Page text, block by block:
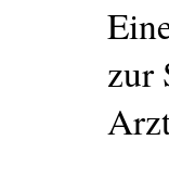
zur